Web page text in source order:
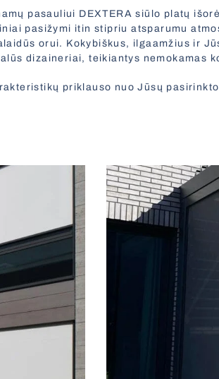
pasauliui DEXTERA siūlo platų
pasižymi itin stipriu atsparumu
orui. Kokybiškus, ilgaamžius ir
dizaineriai, teikiantys nemokamas
priklauso nuo Jūsų